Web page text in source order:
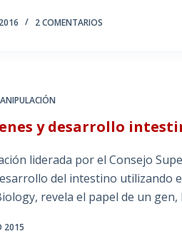
2 COMENTARIOS
y desarrollo
liderada por el Consejo
del intestino utilizando
revela el papel de un gen,
2015